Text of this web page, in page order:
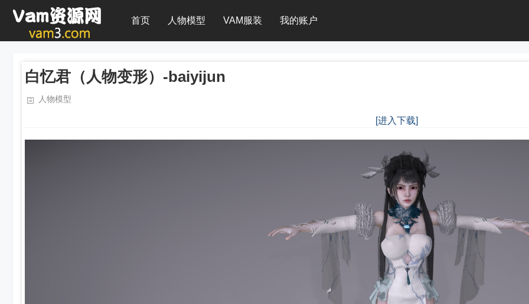
首页 人物模型 VAM服装 我的账户
白忆君（人物变形）-baiyijun
人物模型
[进入下载]